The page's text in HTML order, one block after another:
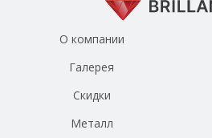
О компании
Галерея
Скидки
Металл